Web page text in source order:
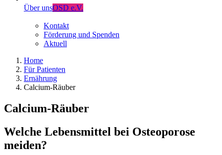
Über unsOSD e.V.
Kontakt
Förderung und Spenden
Aktuell
Home
Für Patienten
Ernährung
Calcium-Räuber
Calcium-Räuber
Welche Lebensmittel bei Osteoporose
meiden?